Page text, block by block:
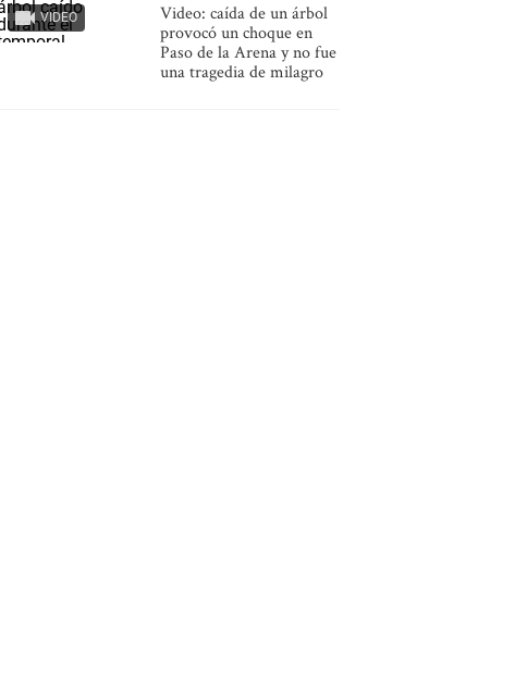
VIDEO
Video: caída de un árbol
provocó un choque en
Paso de la Arena y no fue
una tragedia de milagro